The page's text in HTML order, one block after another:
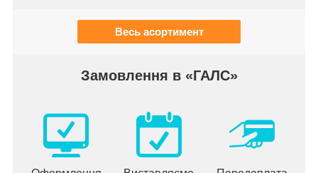
Весь асортимент
Замовлення в «ГАЛС»